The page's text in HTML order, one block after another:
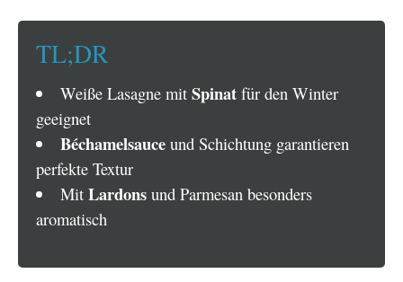
TL;DR
Weiße Lasagne mit Spinatfür den Winter
geeignet
Béchamelsauceund Schichtung garantieren
perfekte Textur
Mit Lardonsund Parmesan besonders
aromatisch